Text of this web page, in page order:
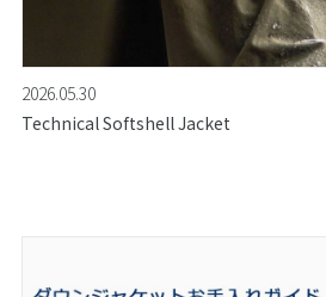
2026.05.30
Technical Softshell Jacket